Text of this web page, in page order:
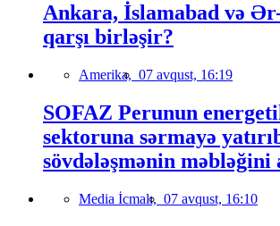
Ankara, İslamabad və
qarşı birləşir?
Amerika, 07 avqust, 16:19
SOFAZ Perunun
sektoruna sərmayə
sövdələşmənin məbləğini
Media İcmalı, 07 avqust, 16:10